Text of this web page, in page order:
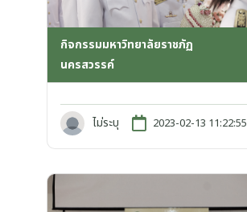
กิจกรรมมหาวิทยาลัยราชภัฏ
นครสวรรค์
ไม่ระบุ 2023-02-13 11:22:55